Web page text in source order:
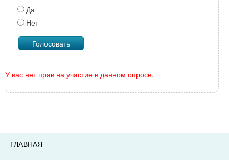
Да
Нет
У вас нет прав на участие в данном опросе.
ГЛАВНАЯ